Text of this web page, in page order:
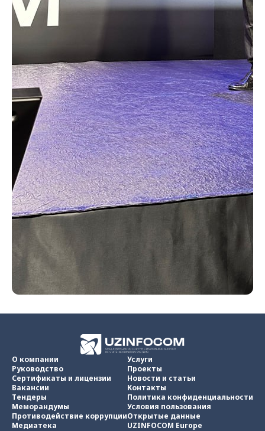
О компании
Руководство
Сертификаты и лицензии
Вакансии
Тендеры
Меморандумы
Противодействие коррупции
Медиатека
Услуги
Проекты
Новости и статьи
Контакты
Политика конфиденциальности
Условия пользования
Открытые данные
UZINFOCOM Europe